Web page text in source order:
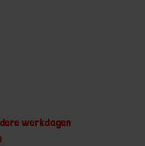
werkdagen